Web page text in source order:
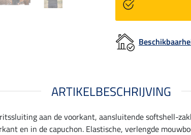
ARTIKELBESCHRIJVING
aan de voorkant, aansluitende softshell-
en in de capuchon. Elastische, verlengde